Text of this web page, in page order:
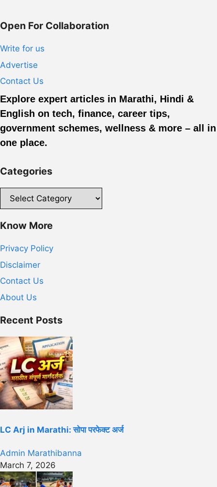
Open For Collaboration
Write for us
Advertise
Contact Us
Explore expert articles in Marathi, Hindi &
English on tech, finance, career tips,
government schemes, wellness & more – all in
one place.
Categories
Categories
Know More
Privacy Policy
Disclaimer
Contact Us
About Us
Recent Posts
LC Arj in Marathi: सोपा परफेक्ट अर्ज
Admin Marathibanna
March 7, 2026